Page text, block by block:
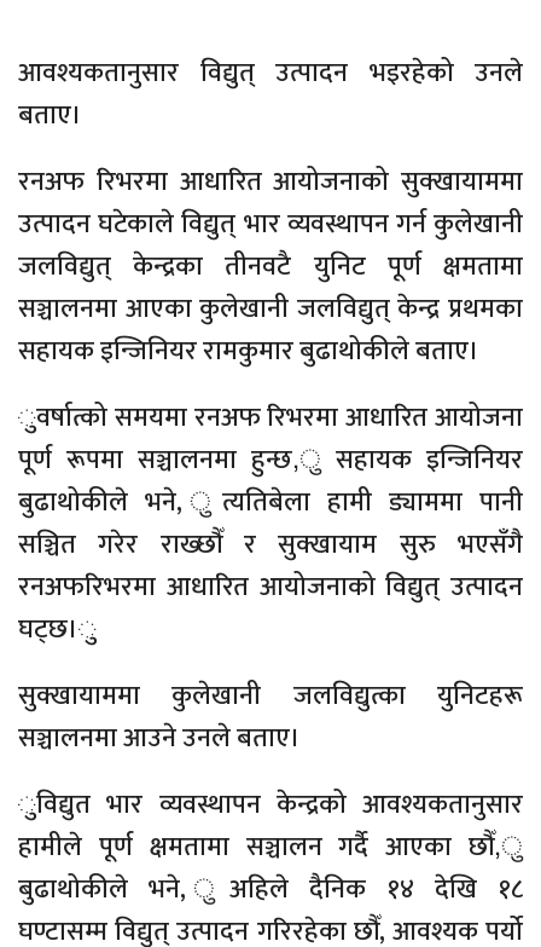
आवश्यकतानुसार विद्युत् उत्पादन भइरहेको उनले
बताए।
रनअफ रिभरमा आधारित आयोजनाको सुक्खायाममा
उत्पादन घटेकाले विद्युत् भार व्यवस्थापन गर्न कुलेखानी
जलविद्युत् केन्द्रका तीनवटै युनिट पूर्ण क्षमतामा
सञ्चालनमा आएका कुलेखानी जलविद्युत् केन्द्र प्रथमका
सहायक इन्जिनियर रामकुमार बुढाथोकीले बताए।
ुवर्षात्को समयमा रनअफ रिभरमा आधारित आयोजना
पूर्ण रूपमा सञ्चालनमा हुन्छ,ु सहायक इन्जिनियर
बुढाथोकीले भने, ुत्यतिबेला हामी ड्याममा पानी
सञ्चित गरेर राख्छौँ र सुक्खायाम सुरु भएसँगै
रनअफरिभरमा आधारित आयोजनाको विद्युत् उत्पादन
घट्छ।ु
सुक्खायाममा कुलेखानी जलविद्युत्का युनिटहरू
सञ्चालनमा आउने उनले बताए।
ुविद्युत भार व्यवस्थापन केन्द्रको आवश्यकतानुसार
हामीले पूर्ण क्षमतामा सञ्चालन गर्दै आएका छौँ,ु
बुढाथोकीले भने, ुअहिले दैनिक १४ देखि १८
घण्टासम्म विद्युत् उत्पादन गरिरहेका छौँ, आवश्यक पर्यो